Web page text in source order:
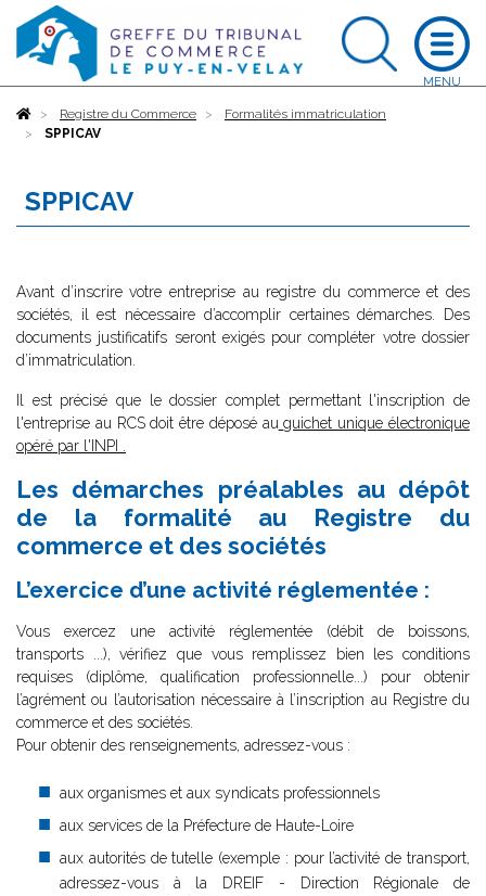
AccueilRegistre du Commerce
Formalités immatriculation
SPPICAV
SPPICAV
Avant d’inscrire votre entreprise au registre du commerce et des
sociétés, il est nécessaire d’accomplir certaines démarches. Des
documents justificatifs seront exigés pour compléter votre dossier
d’immatriculation.
Il est précisé que le dossier complet permettant l'inscription de
l'entreprise au RCS doit être déposé au guichet unique électronique
opéré par l'INPI
Les démarches préalables au dépôt
de la formalité au Registre du
commerce et des sociétés
L’exercice d’une activité réglementée :
Vous exercez une activité réglementée (débit de boissons,
transports ...), vérifiez que vous remplissez bien les conditions
requises (diplôme, qualification professionnelle...) pour obtenir
l’agrément ou l’autorisation nécessaire à l’inscription au Registre du
commerce et des sociétés.
Pour obtenir des renseignements, adressez-vous :
aux organismes et aux syndicats professionnels
aux services de la Préfecture de Haute-Loire
aux autorités de tutelle (exemple : pour l’activité de transport,
adressez-vous à la DREIF - Direction Régionale de